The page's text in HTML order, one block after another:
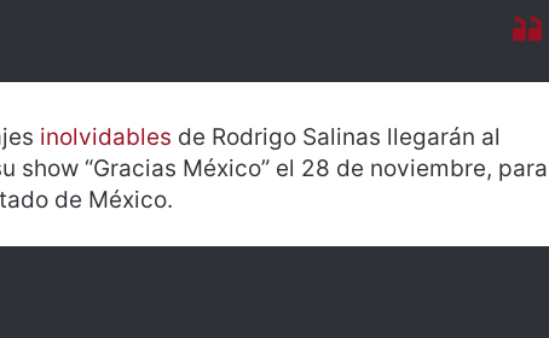
inolvidables de Rodrigo Salinas llegarán al
show “Gracias México” el 28 de noviembre, para
de México.